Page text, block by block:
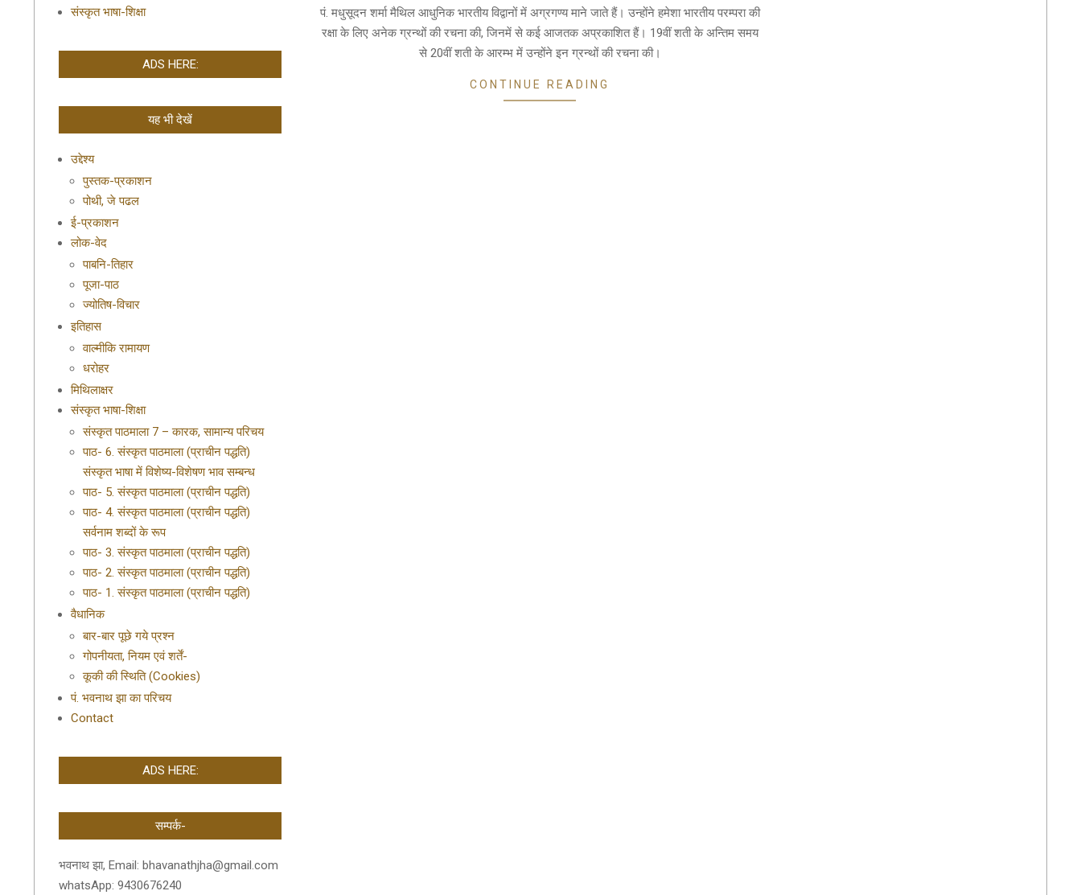
04
पं. मधुसूदन शर्मा मैथिल आधुनिक भारतीय विद्वानों में अग्रगण्य माने जाते हैं। उन्होंने हमेशा भारतीय परम्परा की
रक्षा के लिए अनेक ग्रन्थों की रचना की, जिनमें से कई आजतक अप्रकाशित हैं। 19वीं शती के अन्तिम समय
से 20वीं शती के आरम्भ में उन्होंने इन ग्रन्थों की रचना की।
CONTINUE READING
संस्कृत भाषा-शिक्षा
ADS HERE:
यह भी देखें
उद्देश्य
पुस्तक-प्रकाशन
पोथी, जे पढल
ई-प्रकाशन
लोक-वेद
पाबनि-तिहार
पूजा-पाठ
ज्योतिष-विचार
इतिहास
वाल्मीकि रामायण
धरोहर
मिथिलाक्षर
संस्कृत भाषा-शिक्षा
संस्कृत पाठमाला 7 – कारक, सामान्य परिचय
पाठ- 6. संस्कृत पाठमाला (प्राचीन पद्धति)
संस्कृत भाषा में विशेष्य-विशेषण भाव सम्बन्ध
पाठ- 5. संस्कृत पाठमाला (प्राचीन पद्धति)
पाठ- 4. संस्कृत पाठमाला (प्राचीन पद्धति)
सर्वनाम शब्दों के रूप
पाठ- 3. संस्कृत पाठमाला (प्राचीन पद्धति)
पाठ- 2. संस्कृत पाठमाला (प्राचीन पद्धति)
पाठ- 1. संस्कृत पाठमाला (प्राचीन पद्धति)
वैधानिक
बार-बार पूछे गये प्रश्न
गोपनीयता, नियम एवं शर्तें-
कूकी की स्थिति (Cookies)
पं. भवनाथ झा का परिचय
Contact
ADS HERE:
सम्पर्क-
भवनाथ झा, Email: bhavanathjha@gmail.com
whatsApp: 9430676240